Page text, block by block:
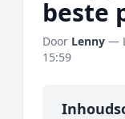
beste
Door Lenny —
15:59